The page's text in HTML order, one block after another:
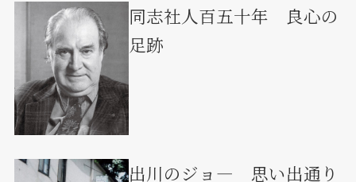
同志社人百五十年 良心の
足跡
出川のジョ― 思い出通り